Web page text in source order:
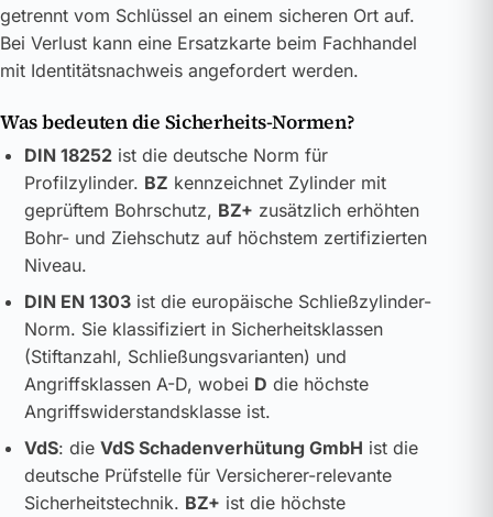
getrennt vom Schlüssel an einem sicheren Ort auf.
Bei Verlust kann eine Ersatzkarte beim Fachhandel
mit Identitätsnachweis angefordert werden.
Was bedeuten die Sicherheits-Normen?
DIN 18252ist die deutsche Norm für
Profilzylinder. BZ kennzeichnet Zylinder mit
geprüftem Bohrschutz, BZ+ zusätzlich erhöhten
Bohr- und Ziehschutz auf höchstem zertifizierten
Niveau.
DIN EN 1303ist die europäische Schließzylinder-
Norm. Sie klassifiziert in Sicherheitsklassen
(Stiftanzahl, Schließungsvarianten) und
Angriffsklassen A-D, wobei D die höchste
Angriffswiderstandsklasse ist.
VdS: die VdS Schadenverhütung GmbH ist die
deutsche Prüfstelle für Versicherer-relevante
Sicherheitstechnik. BZ+ ist die höchste